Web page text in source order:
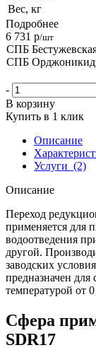
Вес, кг
Подробнее
6 731 р/шт
СПБ
СПБ
-
В корзину
Купить в 1 клик
Описание
Услуги (2)
Описание
Переход
применяется для
водоотведения
другой.
заводских
предназначен для
температурой от
Сфера
SDR17